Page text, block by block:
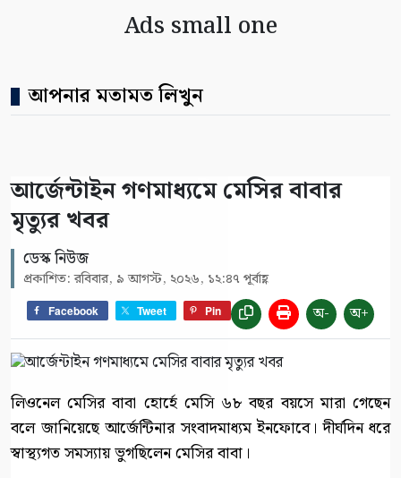
Ads small one
আপনার মতামত লিখুন
আর্জেন্টাইন গণমাধ্যমে মেসির বাবার
মৃত্যুর খবর
ডেস্ক নিউজ
প্রকাশিত: রবিবার, ৯ আগস্ট, ২০২৬, ১২:৪৭ পূর্বাহ্ণ
Facebook Tweet Pin অ- অ+
লিওনেল মেসির বাবা হোর্হে মেসি ৬৮ বছর বয়সে মারা গেছেন
বলে জানিয়েছে আর্জেন্টিনার সংবাদমাধ্যম ইনফোবে। দীর্ঘদিন ধরে
স্বাস্থ্যগত সমস্যায় ভুগছিলেন মেসির বাবা।